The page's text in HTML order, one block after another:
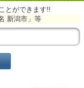
とができます!!
新潟市」等